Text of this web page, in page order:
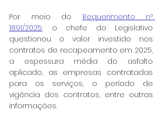
Por meio do Requerimento nº
1891/2025, o chefe do Legislativo
questionou o valor investido nos
contratos de recapeamento em 2025,
a espessura média do asfalto
aplicado, as empresas contratadas
para os serviços, o período de
vigência dos contratos, entre outras
informações.